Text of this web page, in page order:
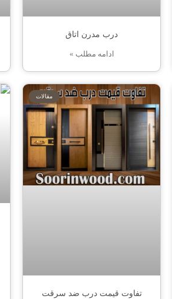
درب مدرن اتاق
ادامه مطلب »
مقالات
تفاوت قیمت درب ضد سرقت